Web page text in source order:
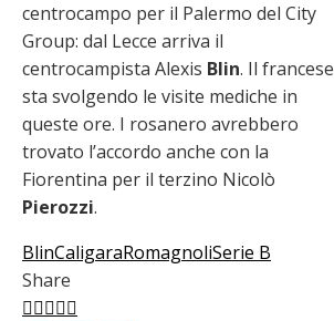
centrocampo per il Palermo del City
Group: dal Lecce arriva il
centrocampista Alexis Blin. Il francese
sta svolgendo le visite mediche in
queste ore. I rosanero avrebbero
trovato l’accordo anche con la
Fiorentina per il terzino Nicolò
Pierozzi.
BlinCaligaraRomagnoliSerie B
Share
Facebook
Twitter
LinkedIn
Pinterest
Stumbleupon